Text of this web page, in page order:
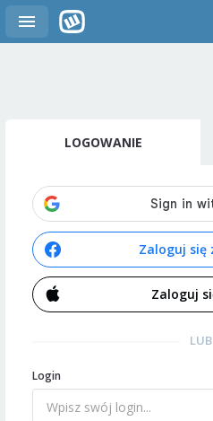
LOGOWANIE
Zaloguj się
Zaloguj
LUB
Login